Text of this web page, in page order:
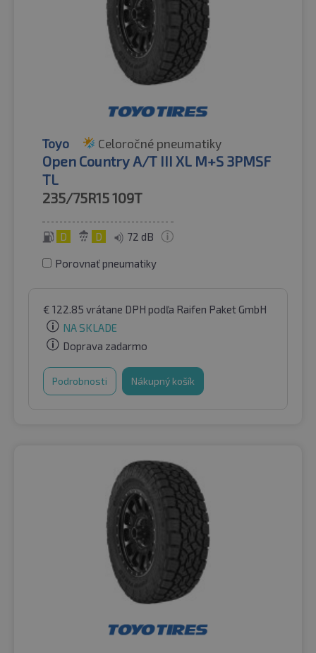
Toyo Celoročné pneumatiky
Open Country A/T III XL M+S 3PMSF
TL
235/75R15109T
D D 72 dB
Porovnať pneumatiky
€ 122.85 vrátane DPH podľa Raifen Paket GmbH
NA SKLADE
Doprava zadarmo
Podrobnosti Nákupný košík